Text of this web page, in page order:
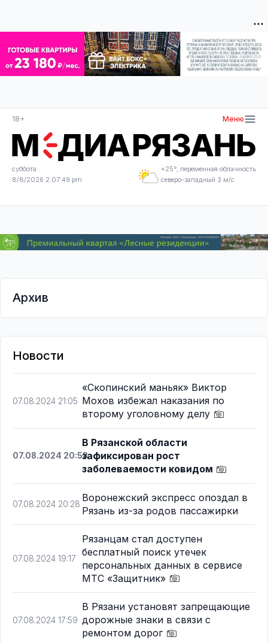
18+ Меню
суббота
8/8/2026 2:07:49 pm
+25°, переменная облачность
северо-западный 3 м/с
Архив
Новости
07.08.2024 21:05
«Скопинский маньяк» Виктор
Мохов избежал наказания по
второму уголовному делу
07.08.2024 20:53
В Рязанской области
зафиксирован рост
заболеваемости ковидом
07.08.2024 20:28
Воронежский экспресс опоздал в
Рязань из-за родов пассажирки
07.08.2024 19:17
Рязанцам стал доступен
бесплатный поиск утечек
персональных данных в сервисе
МТС «Защитник»
07.08.2024 17:59
В Рязани установят запрещающие
дорожные знаки в связи с
ремонтом дорог